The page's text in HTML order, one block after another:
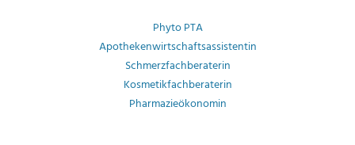
Phyto PTA
Apothekenwirtschaftsassistentin
Schmerzfachberaterin
Kosmetikfachberaterin
Pharmazieökonomin